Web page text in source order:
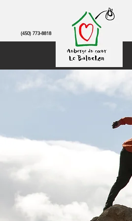
(450) 773-8818